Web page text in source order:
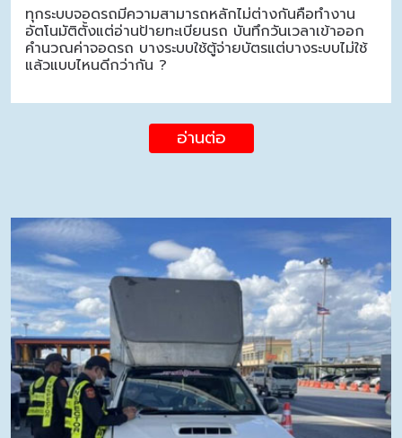
ทุกระบบจอดรถมีความสามารถหลักไม่ต่างกันคือทำงาน
อัตโนมัติตั้งแต่อ่านป้ายทะเบียนรถ บันทึกวันเวลาเข้าออก
คำนวณค่าจอดรถ บางระบบใช้ตู้จ่ายบัตรแต่บางระบบไม่ใช้
แล้วแบบไหนดีกว่ากัน ?
อ่านต่อ